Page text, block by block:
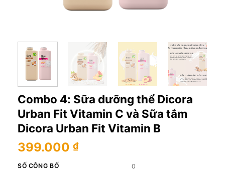
Combo 4: Sữa dưỡng thể Dicora
Urban Fit Vitamin C và Sữa tắm
Dicora Urban Fit Vitamin B
399.000 ₫
SỐ CÔNG BỐ
0